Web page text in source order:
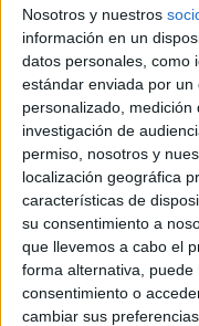
Nosotros y nuestros
información en un
datos personales, como
estándar enviada por
personalizado, medición
investigación de
permiso, nosotros y
localización geográfica
características de
su consentimiento a
que llevemos a cabo el
forma alternativa,
consentimiento o
cambiar sus